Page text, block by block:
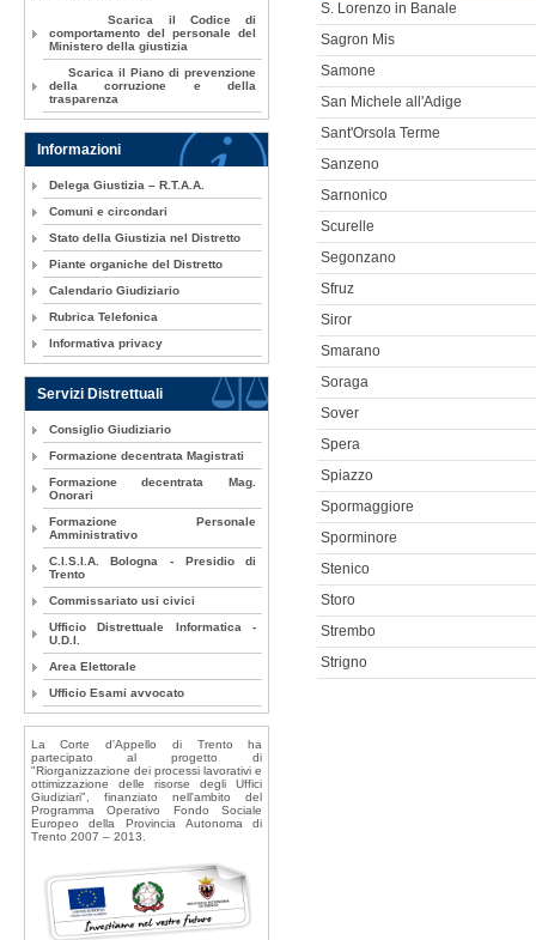
S. Lorenzo in Banale
Sagron Mis
Samone
San Michele all'Adige
Sant'Orsola Terme
Sanzeno
Sarnonico
Scurelle
Segonzano
Sfruz
Siror
Smarano
Soraga
Sover
Spera
Spiazzo
Spormaggiore
Sporminore
Stenico
Storo
Strembo
Strigno
Scarica il Codice di
comportamento del personale del
Ministero della giustizia
Scarica il Piano di prevenzione
della corruzione e della
trasparenza
Informazioni
Delega Giustizia – R.T.A.A.
Comuni e circondari
Stato della Giustizia nel Distretto
Piante organiche del Distretto
Calendario Giudiziario
Rubrica Telefonica
Informativa privacy
Servizi Distrettuali
Consiglio Giudiziario
Formazione decentrata Magistrati
Formazione decentrata Mag.
Onorari
Formazione Personale
Amministrativo
C.I.S.I.A. Bologna - Presidio di
Trento
Commissariato usi civici
Ufficio Distrettuale Informatica -
U.D.I.
Area Elettorale
Ufficio Esami avvocato
La Corte d'Appello di Trento ha
partecipato al progetto di
"Riorganizzazione dei processi lavorativi e
ottimizzazione delle risorse degli Uffici
Giudiziari", finanziato nell'ambito del
Programma Operativo Fondo Sociale
Europeo della Provincia Autonoma di
Trento 2007 – 2013.